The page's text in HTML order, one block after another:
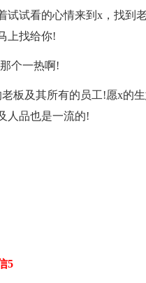
试试看的心情来到x，找到
上找给你!
个一热啊!
板及其所有的员工!愿x的
人品也是一流的!
5